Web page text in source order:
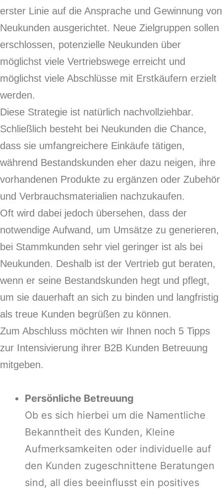
erster Linie auf die Ansprache und Gewinnung von
Neukunden ausgerichtet. Neue Zielgruppen sollen
erschlossen, potenzielle Neukunden über
möglichst viele Vertriebswege erreicht und
möglichst viele Abschlüsse mit Erstkäufern erzielt
werden.
Diese Strategie ist natürlich nachvollziehbar.
Schließlich besteht bei Neukunden die Chance,
dass sie umfangreichere Einkäufe tätigen,
während Bestandskunden eher dazu neigen, ihre
vorhandenen Produkte zu ergänzen oder Zubehör
und Verbrauchsmaterialien nachzukaufen.
Oft wird dabei jedoch übersehen, dass der
notwendige Aufwand, um Umsätze zu generieren,
bei Stammkunden sehr viel geringer ist als bei
Neukunden. Deshalb ist der Vertrieb gut beraten,
wenn er seine Bestandskunden hegt und pflegt,
um sie dauerhaft an sich zu binden und langfristig
als treue Kunden begrüßen zu können.
Zum Abschluss möchten wir Ihnen noch 5 Tipps
zur Intensivierung ihrer B2B Kunden Betreuung
mitgeben.
Persönliche Betreuung
Ob es sich hierbei um die Namentliche
Bekanntheit des Kunden, Kleine
Aufmerksamkeiten oder individuelle auf
den Kunden zugeschnittene Beratungen
sind, all dies beeinflusst ein positives